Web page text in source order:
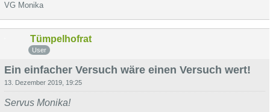
VG Monika
Tümpelhofrat
User
Ein einfacher Versuch wäre einen Versuch wert!
13. Dezember 2019, 19:25
Servus Monika!